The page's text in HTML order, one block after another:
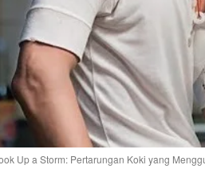
Up a Storm: Pertarungan Koki yang